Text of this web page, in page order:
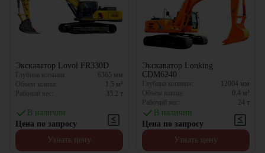
Экскаватор Lovol FR330D
Глубина копания: 6365 мм
Объем ковша:
1.5 м³
Рабочий вес:
35.2 т
В наличии
Цена по запросу
Узнать цену
Экскаватор Lonking
CDM6240
Глубина копания: 12004 мм
Объем ковша:
0.4 м³
Рабочий вес:
24 т
В наличии
Цена по запросу
Узнать цену